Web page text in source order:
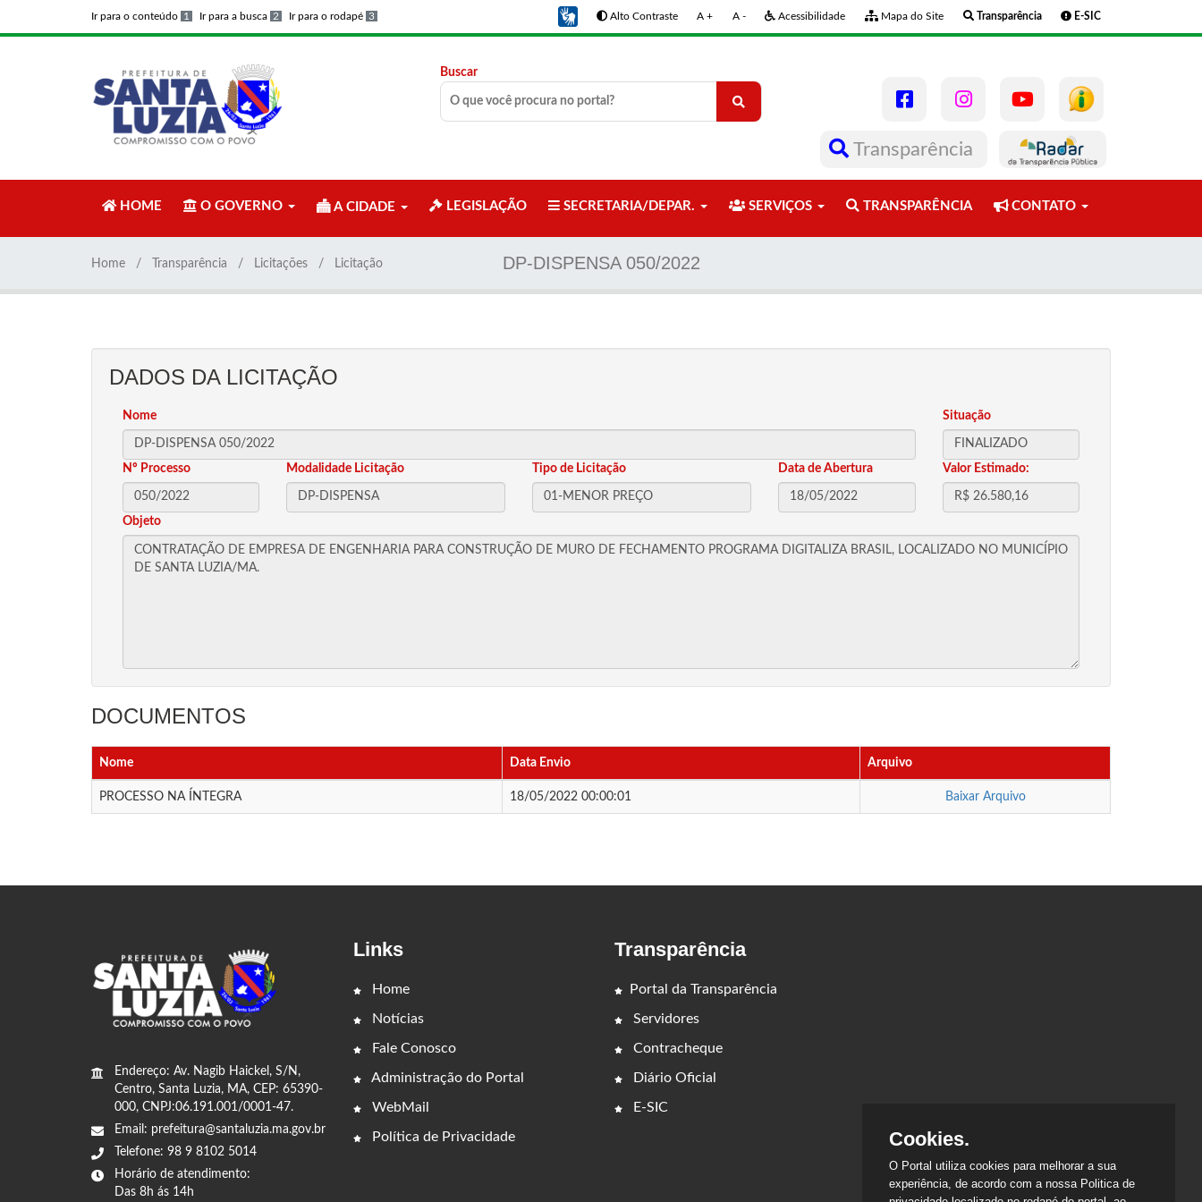
Ir para o conteúdo 1 Ir para a busca 2 Ir para o rodapé 3 Alto Contraste A + A - Acessibilidade Mapa do Site Transparência E-SIC
Buscar
Transparência
HOME O GOVERNO A CIDADE LEGISLAÇÃO SECRETARIA/DEPAR. SERVIÇOS TRANSPARÊNCIA CONTATO
DP-DISPENSA 050/2022
Home Transparência Licitações Licitação
DADOS DA LICITAÇÃO
Nome Situação
Nº Processo Modalidade Licitação Tipo de Licitação Data de Abertura Valor Estimado:
Objeto
DOCUMENTOS
Nome Data Envio Arquivo
PROCESSO NA ÍNTEGRA 18/05/2022 00:00:01 Baixar Arquivo
Endereço: Av. Nagib Haickel, S/N,
Centro, Santa Luzia, MA, CEP: 65390-
000, CNPJ:06.191.001/0001-47.
Email: prefeitura@santaluzia.ma.gov.br
Telefone: 98 9 8102 5014
Horário de atendimento:
Das 8h ás 14h
Links
Home
Notícias
Fale Conosco
Administração do Portal
WebMail
Política de Privacidade
Transparência
Portal da Transparência
Servidores
Contracheque
Diário Oficial
E-SIC
Cookies.
O Portal utiliza cookies para melhorar a sua
experiência, de acordo com a nossa Politica de